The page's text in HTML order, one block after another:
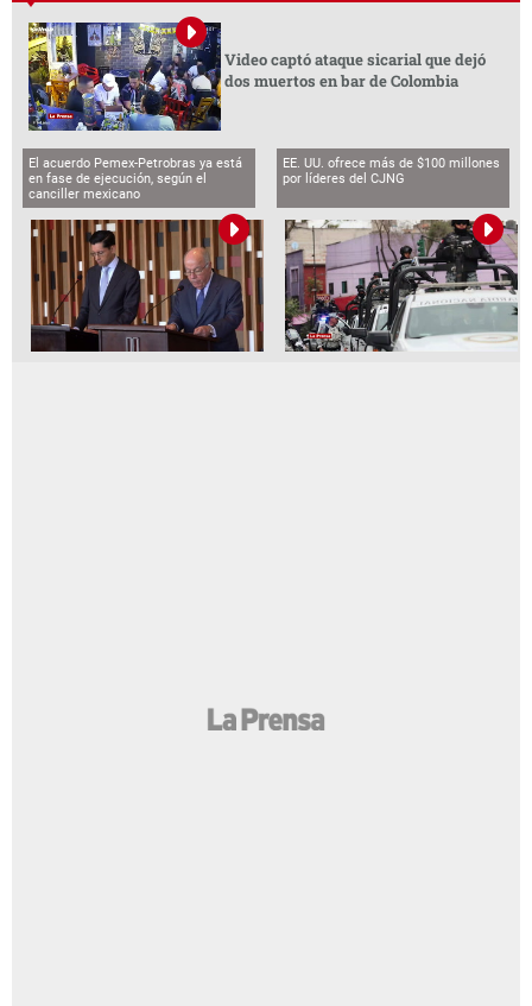
Video captó ataque sicarial que dejó
dos muertos en bar de Colombia
El acuerdo Pemex-Petrobras ya está
en fase de ejecución, según el
canciller mexicano
EE. UU. ofrece más de $100 millones
por líderes del CJNG